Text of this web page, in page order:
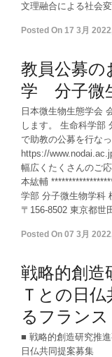
文理融合による社会
Posted On 17 3月 2022
教員公募の
学 分子微
日本微生物生態学会
します。 生命科学部
で助教の公募を行な
https://
幅広くたくさんのご
本紘輔
学部 分子微生物学科
〒156-8502 東京都
Posted On 07 3月 2022
戦略的創造
Ｔとの日
るフラン
■ 戦略的創造研究推
日仏共同提案募集